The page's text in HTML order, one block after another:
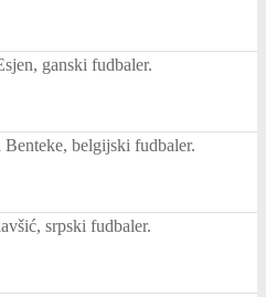
ganski fudbaler.
belgijski fudbaler.
srpski fudbaler.